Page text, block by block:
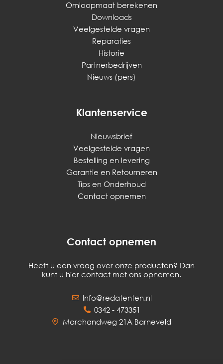
Omloopmaat berekenen
Downloads
Veelgestelde vragen
Reparaties
Historie
Partnerbedrijven
Nieuws (pers)
Klantenservice
Nieuwsbrief
Veelgestelde vragen
Bestelling en levering
Garantie en Retourneren
Tips en Onderhoud
Contact opnemen
Contact opnemen
Heeft u een vraag over onze producten? Dan
kunt u hier contact met ons opnemen.
Info@redatenten.nl
0342 - 473351
Marchandweg 21A Barneveld